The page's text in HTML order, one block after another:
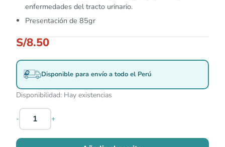
enfermedades del tracto urinario.
Presentación de 85gr
S/8.50
Disponible para envío a todo el Perú
Disponibilidad: Hay existencias
- +